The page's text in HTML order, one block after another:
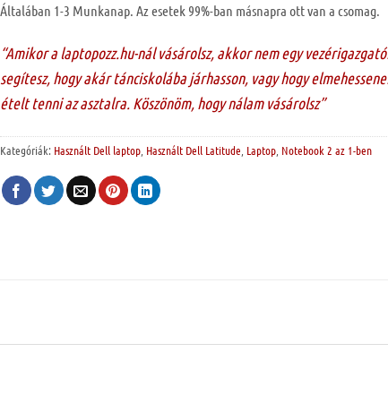
Általában 1-3 Munkanap. Az esetek 99%-ban másnapra ott van a csomag.
“Amikor a laptopozz.hu-nál vásárolsz, akkor nem egy
segítesz, hogy akár tánciskolába járhasson, vagy hogy
ételt tenni az asztalra. Köszönöm, hogy nálam vásárolsz”
Kategóriák: Használt Dell laptop Használt Dell Latitude Laptop Notebook 2 az 1-ben